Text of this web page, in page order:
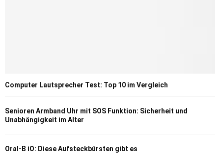
Computer Lautsprecher Test: Top 10 im Vergleich
Senioren Armband Uhr mit SOS Funktion: Sicherheit und
Unabhängigkeit im Alter
Oral-B iO: Diese Aufsteckbürsten gibt es